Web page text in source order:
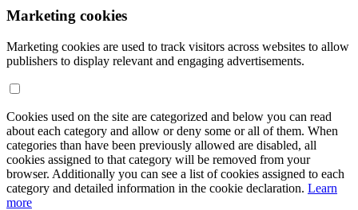
Marketing cookies
Marketing cookies are used to track visitors across websites to allow
publishers to display relevant and engaging advertisements.
Cookies used on the site are categorized and below you can read
about each category and allow or deny some or all of them. When
categories than have been previously allowed are disabled, all
cookies assigned to that category will be removed from your
browser. Additionally you can see a list of cookies assigned to each
category and detailed information in the cookie declaration. Learn
more